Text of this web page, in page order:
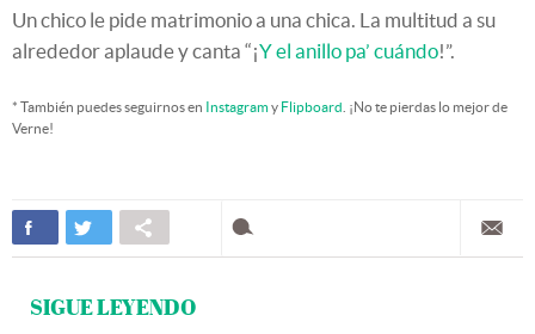
Un chico le pide matrimonio a una chica. La multitud a su
alrededor aplaude y canta “¡Y el anillo pa’ cuándo!”.
* También puedes seguirnos en Instagramy Flipboard . ¡No te pierdas lo mejor de
Verne!
SIGUE LEYENDO